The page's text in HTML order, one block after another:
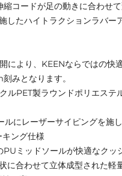
コードが足の動きに合わせ
したハイトラクションラバー
により、KEENならではの快
みとなります。
ルPET製ラウンドポリエステ
ルにレーザーサイピングを施
ング仕様
ミッドソールが快適なクッ
に合わせて立体成型された軽